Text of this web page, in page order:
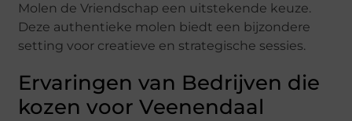
Molen de Vriendschap een uitstekende keuze.
Deze authentieke molen biedt een bijzondere
setting voor creatieve en strategische sessies.
Ervaringen van Bedrijven die
kozen voor Veenendaal